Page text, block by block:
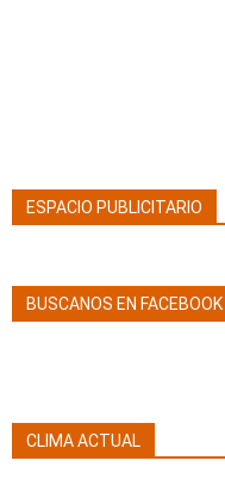
ESPACIO PUBLICITARIO
BUSCANOS EN FACEBOOK
CLIMA ACTUAL